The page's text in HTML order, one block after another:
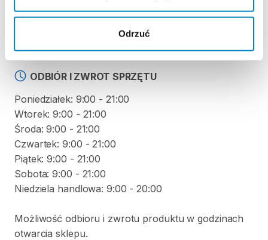
Odrzuć
Nie pobieramy kaucji za wypożyczenie tego
ODBIÓR I ZWROT SPRZĘTU
Poniedziałek: 9:00 - 21:00
Wtorek: 9:00 - 21:00
Środa: 9:00 - 21:00
Czwartek: 9:00 - 21:00
Piątek: 9:00 - 21:00
Sobota: 9:00 - 21:00
Niedziela handlowa: 9:00 - 20:00
Możliwość odbioru i zwrotu produktu w godzinach
otwarcia sklepu.